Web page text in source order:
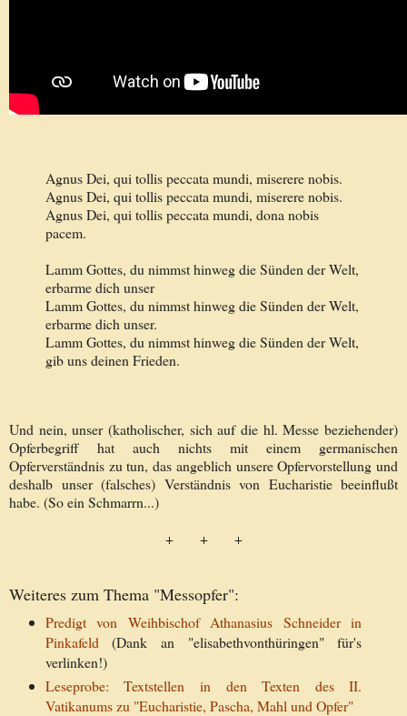
Agnus Dei, qui tollis peccata mundi, miserere nobis.
Agnus Dei, qui tollis peccata mundi, miserere nobis.
Agnus Dei, qui tollis peccata mundi, dona nobis
pacem.
Lamm Gottes, du nimmst hinweg die Sünden der Welt,
erbarme dich unser
Lamm Gottes, du nimmst hinweg die Sünden der Welt,
erbarme dich unser.
Lamm Gottes, du nimmst hinweg die Sünden der Welt,
gib uns deinen Frieden.
Und nein, unser (katholischer, sich auf die hl. Messe beziehender)
Opferbegriff hat auch nichts mit einem germanischen
Opferverständnis zu tun, das angeblich unsere Opfervorstellung und
deshalb unser (falsches) Verständnis von Eucharistie beeinflußt
habe. (So ein Schmarrn...)
+ + +
Weiteres zum Thema "Messopfer":
Predigt von Weihbischof Athanasius Schneider in
Pinkafeld (Dank an "elisabethvonthüringen" für's
verlinken!)
Leseprobe: Textstellen in den Texten des II.
Vatikanums zu "Eucharistie, Pascha, Mahl und Opfer"